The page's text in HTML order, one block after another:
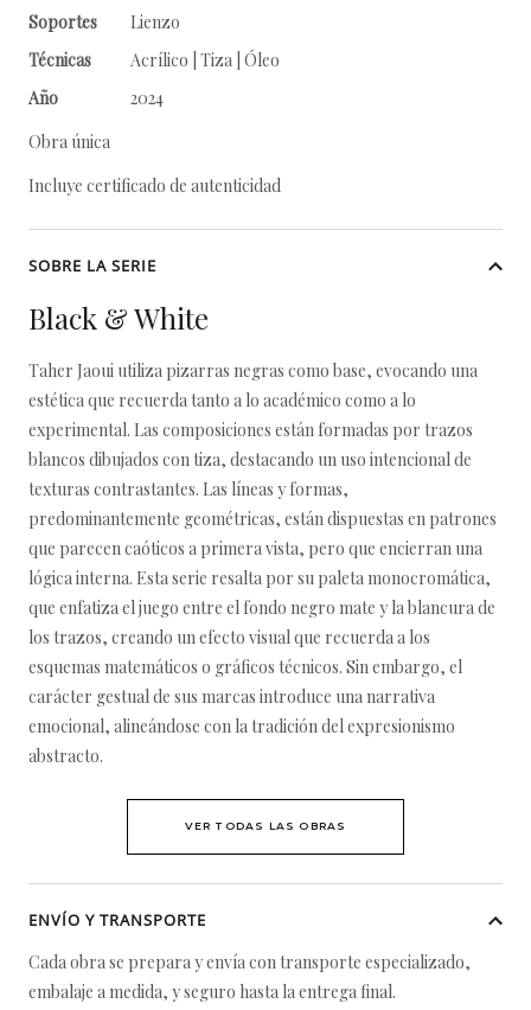
Soportes
Lienzo
Técnicas
Acrílico | Tiza | Óleo
Año
2024
Obra única
Incluye certificado de autenticidad
SOBRE LA SERIE
Black & White
Taher Jaoui utiliza pizarras negras como base, evocando una
estética que recuerda tanto a lo académico como a lo
experimental. Las composiciones están formadas por trazos
blancos dibujados con tiza, destacando un uso intencional de
texturas contrastantes. Las líneas y formas,
predominantemente geométricas, están dispuestas en patrones
que parecen caóticos a primera vista, pero que encierran una
lógica interna. Esta serie resalta por su paleta monocromática,
que enfatiza el juego entre el fondo negro mate y la blancura de
los trazos, creando un efecto visual que recuerda a los
esquemas matemáticos o gráficos técnicos. Sin embargo, el
carácter gestual de sus marcas introduce una narrativa
emocional, alineándose con la tradición del expresionismo
abstracto.
VER TODAS LAS OBRAS
ENVÍO Y TRANSPORTE
Cada obra se prepara y envía con transporte especializado,
embalaje a medida, y seguro hasta la entrega final.